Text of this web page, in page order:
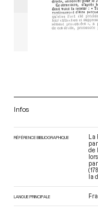
Infos
RÉFÉRENCE BIBLIOGRAPHIQUE
de
la
LANGUE PRINCIPALE